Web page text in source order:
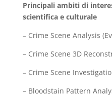
Principali ambiti di
scientifica e culturale
– Crime Scene Analysis
– Crime Scene 3D
– Crime Scene
– Bloodstain Pattern